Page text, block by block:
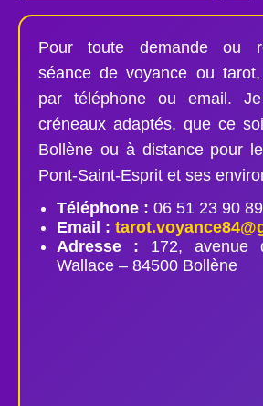
Pour toute demande ou
séance de voyance ou tarot,
par téléphone ou email.
créneaux adaptés, que ce
Bollène ou à distance pour
Pont-Saint-Esprit et ses
Téléphone : 06 51 23 90 89
Email :
Adresse : 172, avenue
Wallace – 84500 Bollène